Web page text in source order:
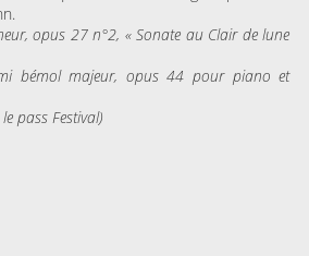
opus 27 n°2, « Sonate au Clair de lune
bémol majeur, opus 44 pour piano et
pass Festival)